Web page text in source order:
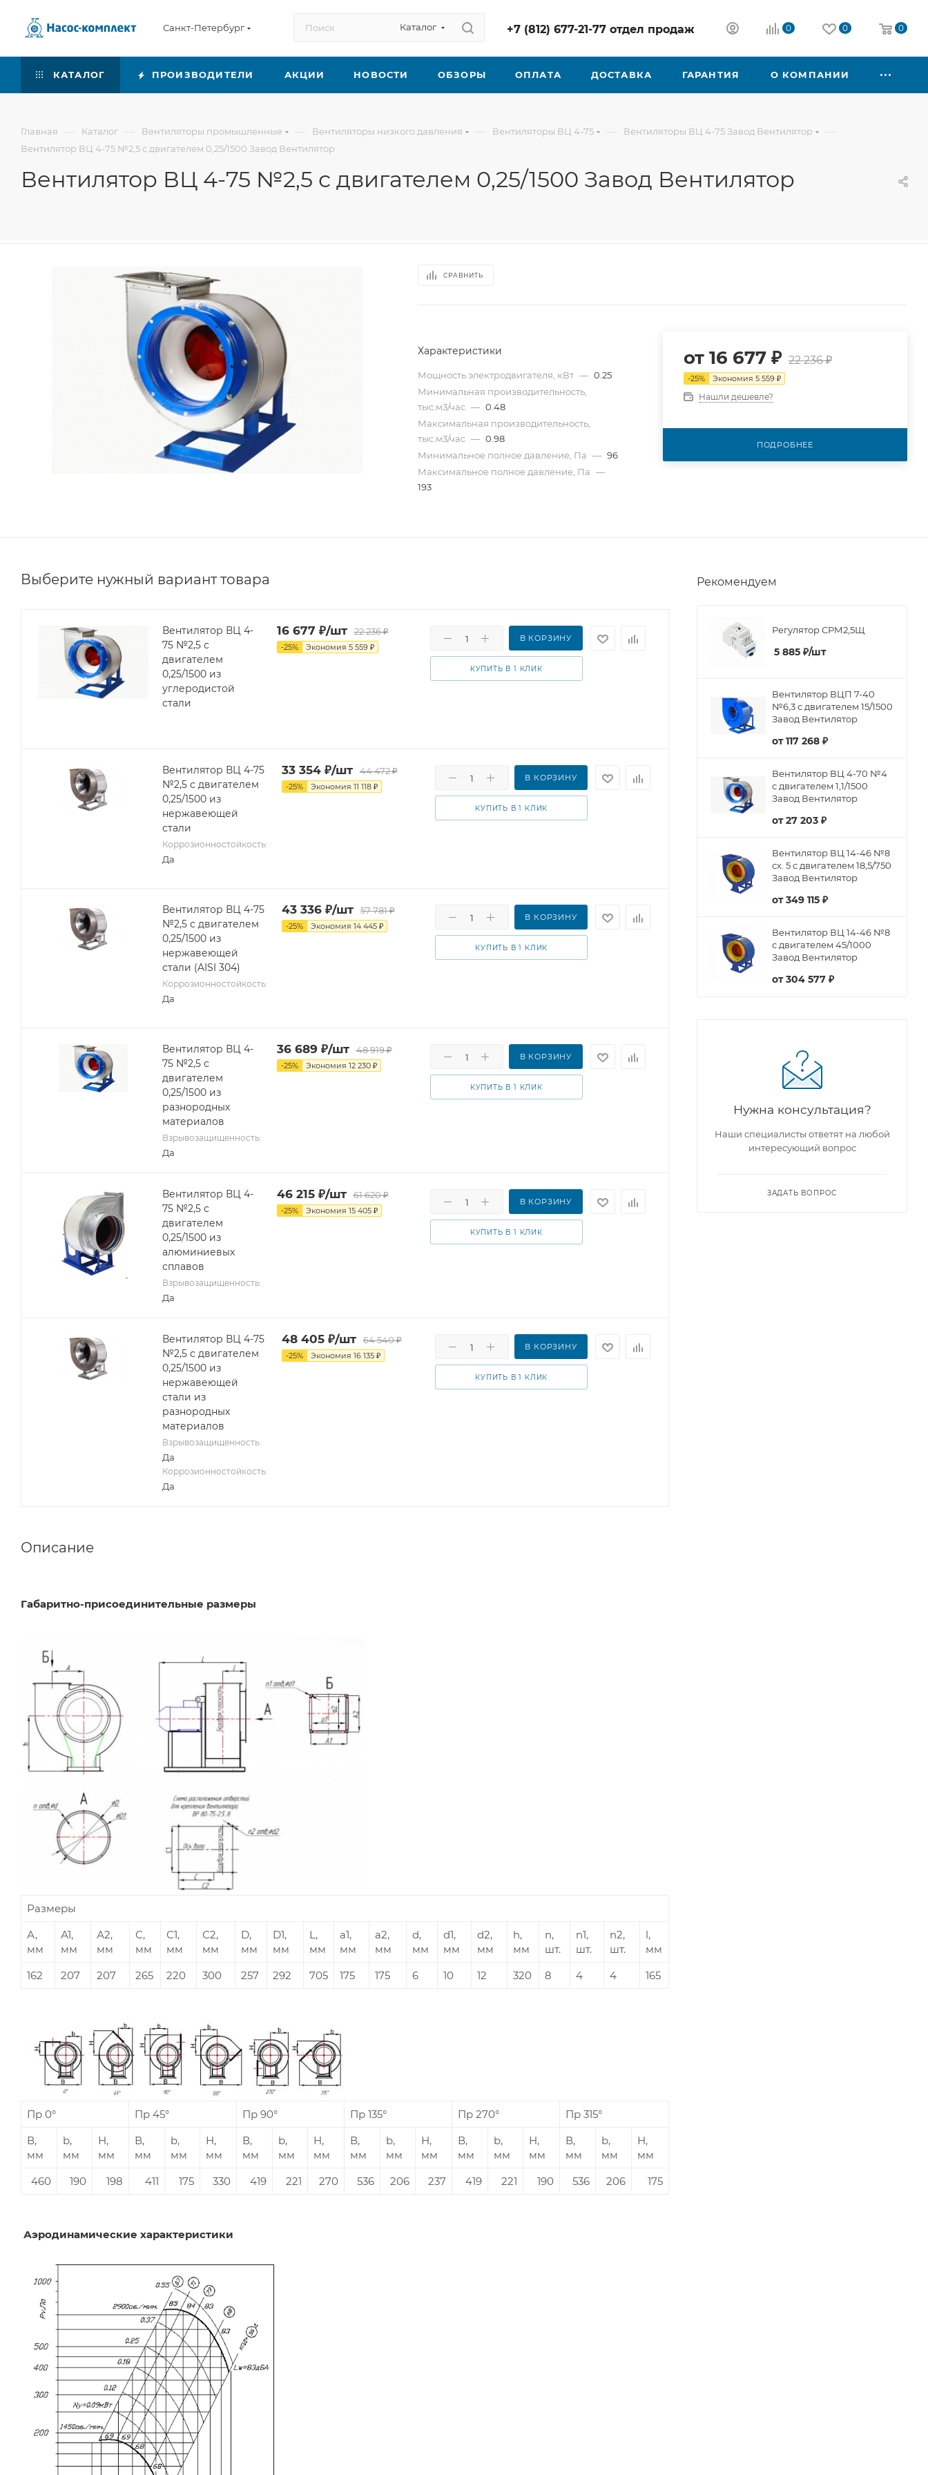
Санкт-Петербург Каталог +7 (812) 677-21-77 отдел продаж 0 0 0
КАТАЛОГ ПРОИЗВОДИТЕЛИ АКЦИИ НОВОСТИ ОБЗОРЫ ОПЛАТА ДОСТАВКА ГАРАНТИЯ О КОМПАНИИ
Главная — Каталог — Вентиляторы промышленные — Вентиляторы низкого давления — Вентиляторы ВЦ 4-75 — Вентиляторы ВЦ 4-75 Завод Вентилятор —
Вентилятор ВЦ 4-75 №2,5 с двигателем 0,25/1500 Завод Вентилятор
Вентилятор ВЦ 4-75 №2,5 с двигателем 0,25/1500 Завод Вентилятор
СРАВНИТЬ
Характеристики
Мощность электродвигателя, кВт — 0.25
Минимальная производительность,
тыс.м3/час — 0.48
Максимальная производительность,
тыс.м3/час — 0.98
Минимальное полное давление, Па — 96
Максимальное полное давление, Па —
193
от 16 677 ₽ 22 236 ₽
-25% Экономия 5 559 ₽
Нашли дешевле?
ПОДРОБНЕЕ
Выберите нужный вариант товара
Вентилятор ВЦ 4-
75 №2,5 с
двигателем
0,25/1500 из
углеродистой
стали
16 677 ₽/шт 22 236₽
-25% Экономия 5 559 ₽
В КОРЗИНУ
КУПИТЬ В 1 КЛИК
Вентилятор ВЦ 4-75
№2,5 с двигателем
0,25/1500 из
нержавеющей
стали
Коррозионностойкость:
Да
33 354 ₽/шт 44 472₽
-25% Экономия 11 118 ₽
В КОРЗИНУ
КУПИТЬ В 1 КЛИК
Вентилятор ВЦ 4-75
№2,5 с двигателем
0,25/1500 из
нержавеющей
стали (AISI 304)
Коррозионностойкость:
Да
43 336 ₽/шт 57 781₽
-25% Экономия 14 445 ₽
В КОРЗИНУ
КУПИТЬ В 1 КЛИК
Вентилятор ВЦ 4-
75 №2,5 с
двигателем
0,25/1500 из
разнородных
материалов
Взрывозащищенность:
Да
36 689₽/шт 48 919₽
-25% Экономия 12 230₽
В КОРЗИНУ
КУПИТЬ В 1 КЛИК
Вентилятор ВЦ 4-
75 №2,5 с
двигателем
0,25/1500 из
алюминиевых
сплавов
Взрывозащищенность:
Да
46 215₽/шт 61 620₽
-25% Экономия 15 405₽
В КОРЗИНУ
КУПИТЬ В 1 КЛИК
Вентилятор ВЦ 4-75
№2,5 с двигателем
0,25/1500 из
нержавеющей
стали из
разнородных
материалов
Взрывозащищенность:
Да
Коррозионностойкость:
Да
48 405 ₽/шт 64 540₽
-25% Экономия 16 135 ₽
В КОРЗИНУ
КУПИТЬ В 1 КЛИК
Описание
Габаритно-присоединительные размеры
Размеры
А,
мм
А1,
мм
А2,
мм
С,
мм
С1,
мм
С2,
мм
D,
мм
D1,
мм
L,
мм
а1,
мм
а2,
мм
d,
мм
d1,
мм
d2,
мм
h,
мм
n,
шт.
n1,
шт.
n2,
шт.
l,
мм
162
207 207 265 220 300 257 292 705 175 175 6 10 12 320 8 4 4 165
Пр 0° Пр 45° Пр 90° Пр 135° Пр 270°
Пр 315°
В,
мм
b,
мм
Н,
мм
В,
мм
b,
мм
Н,
мм
В,
мм
b,
мм
Н,
мм
В,
мм
b,
мм
Н,
мм
В,
мм
b,
мм
Н,
мм
В,
мм
b,
мм
Н,
мм
460
190 198 411 175 330 419 221 270 536 206 237 419 221 190 536 206 175
Аэродинамические характеристики
Рекомендуем
Регулятор СРМ2,5Щ
5 885 ₽/шт
Вентилятор ВЦП 7-40
№6,3 с двигателем 15/1500
Завод Вентилятор
от117 268 ₽
Вентилятор ВЦ 4-70 №4
с двигателем 1,1/1500
Завод Вентилятор
от27 203 ₽
Вентилятор ВЦ 14-46 №8
сх. 5 с двигателем 18,5/750
Завод Вентилятор
от349 115 ₽
Вентилятор ВЦ 14-46 №8
с двигателем 45/1000
Завод Вентилятор
от304 577 ₽
Нужна консультация?
Наши специалисты ответят на любой
интересующий вопрос
ЗАДАТЬ ВОПРОС